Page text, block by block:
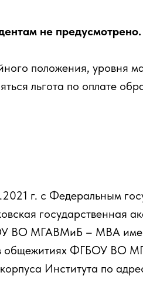
не предусмотрено.
положения, уровня
льгота по оплате
г. с Федеральным
государственная
ВО МГАВМиБ – МВА
в общежитиях ФГБОУ
Института по